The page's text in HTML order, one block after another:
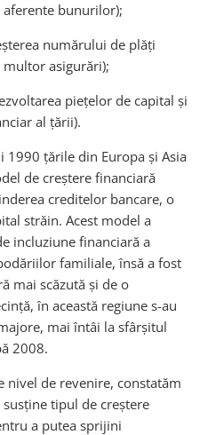
bunurilor);
numărului de plăţi
asigurări);
pieţelor de capital şi
al ţării).
ţările din Europa şi Asia
de creştere financiară
creditelor bancare, o
străin. Acest model a
incluziune financiară a
familiale, însă a fost
mai scăzută şi de o
în această regiune s-au
mai întâi la sfârşitul
2008.
nivel de revenire, constatăm
tipul de creştere
a putea sprijini